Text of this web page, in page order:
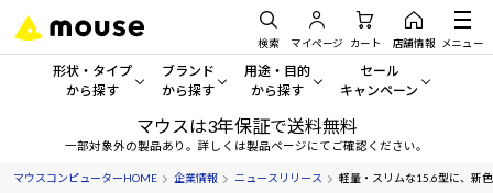
検索 マイページ カート 店舗情報 メニュー
形状・タイプ
から探す
形状・タイプから探す をすべてみる
デスクトップPC
ブランド
から探す
mouse
G TUNE
用途・目的
から探す
一般向けパソコン
ゲーミングPC・ゲーム向けパソコン
セール
キャンペーン
セール・キャンペーン
期間限定セール
マウスは3年保証で送料無料
一部対象外の製品あり。詳しくは製品ページにてご確認ください。
マウスコンピューターHOME 企業情報 ニュースリリース 軽量・スリムな15.6型に、新